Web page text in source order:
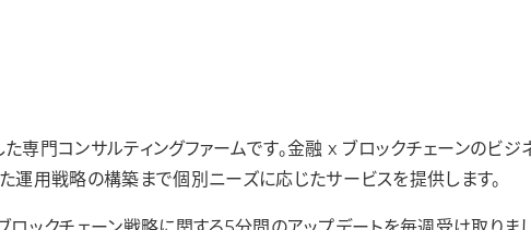
専門コンサルティングファームです。金融 x ブロックチェーンのビ
運用戦略の構築まで個別ニーズに応じたサービスを提供します。